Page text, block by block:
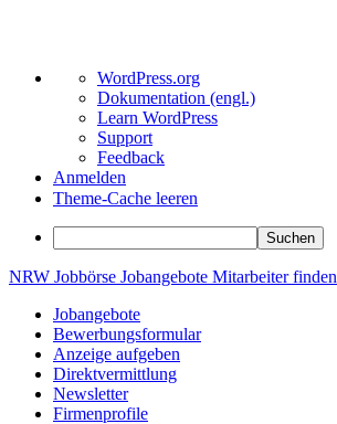
Über
WordPress
WordPress.org
Dokumentation (engl.)
Learn WordPress
Support
Feedback
Anmelden
Theme-Cache leeren
Suchen
Zum
springen
NRW Jobbörse Jobangebote Mitarbeiterfinden
Jobangebote
Bewerbungsformular
Anzeige aufgeben
Direktvermittlung
Newsletter
Firmenprofile